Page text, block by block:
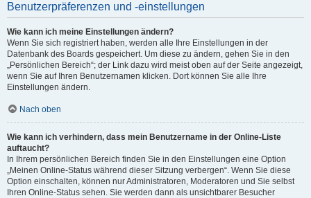
Benutzerpräferenzen und -einstellungen
Wie kann ich meine Einstellungen ändern?
Wenn Sie sich registriert haben, werden alle Ihre Einstellungen in der
Datenbank des Boards gespeichert. Um diese zu ändern, gehen Sie in den
„Persönlichen Bereich“; der Link dazu wird meist oben auf der Seite angezeigt,
wenn Sie auf Ihren Benutzernamen klicken. Dort können Sie alle Ihre
Einstellungen ändern.
Nach oben
Wie kann ich verhindern, dass mein Benutzername in der Online-Liste
auftaucht?
In Ihrem persönlichen Bereich finden Sie in den Einstellungen eine Option
„Meinen Online-Status während dieser Sitzung verbergen“. Wenn Sie diese
Option einschalten, können nur Administratoren, Moderatoren und Sie selbst
Ihren Online-Status sehen. Sie werden dann als unsichtbarer Besucher